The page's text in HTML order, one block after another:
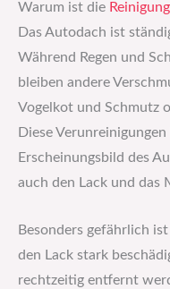
Warum ist die
Das Autodach ist
Während Regen und
bleiben andere
Vogelkot und Schmutz
Diese
Erscheinungsbild des
auch den Lack und das
Besonders gefährlich
den Lack stark
rechtzeitig entfernt